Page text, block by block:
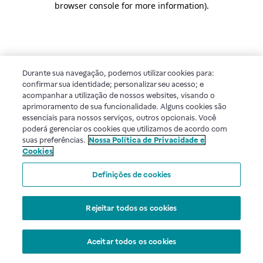
browser console for more information).
Durante sua navegação, podemos utilizar cookies para:
confirmar sua identidade; personalizar seu acesso; e
acompanhar a utilização de nossos websites, visando o
aprimoramento de sua funcionalidade. Alguns cookies são
essenciais para nossos serviços, outros opcionais. Você
poderá gerenciar os cookies que utilizamos de acordo com
suas preferências. Nossa Política de Privacidade e
Cookies
Definições de cookies
Rejeitar todos os cookies
Aceitar todos os cookies